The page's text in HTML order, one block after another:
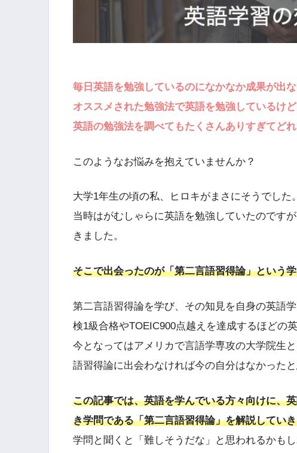
毎日英語を勉強しているのになかなか成果が出
オススメされた勉強法で英語を勉強しているけ
英語の勉強法を調べてもたくさんありすぎてど
このようなお悩みを抱えていませんか？
大学1年生の頃の私、ヒロキがまさにそうでした。
当時はがむしゃらに英語を勉強していたのです
きました。
そこで出会ったのが「第二言語習得論」という
第二言語習得論を学び、その知見を自身の英語
検1級合格やTOEIC900点越えを達成するほどの
今となってはアメリカで言語学専攻の大学院生
語習得論に出会わなければ今の自分はなかったと
この記事では、英語を学んでいる方々向けに、
き学問である「第二言語習得論」を解説してい
学問と聞くと「難しそうだな」と思われるかも